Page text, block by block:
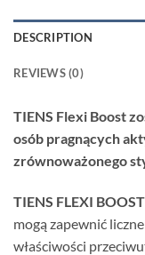
DESCRIPTION
REVIEWS (0)
TIENS Flexi Boost
osób pragnących
zrównoważonego
TIENS FLEXI BOOST
mogą zapewnić
właściwości